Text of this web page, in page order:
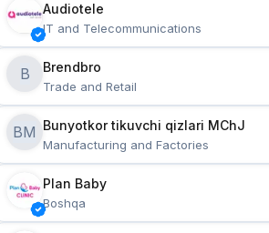
Audiotele
IT and Telecommunications
B Brendbro
Trade and Retail
BM
Manufacturing and Factories
Plan Baby
Boshqa